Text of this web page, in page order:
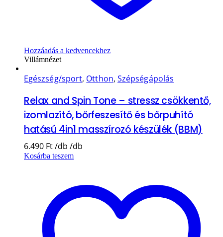
Hozzáadás a kedvencekhez
Villámnézet
Egészség/sport, Otthon, Szépségápolás
Relax and Spin Tone – stressz csökkentő,
izomlazító, bőrfeszesítő és bőrpuhító
hatású 4in1 masszírozó készülék (BBM)
6.490 Ft
Kosárba teszem